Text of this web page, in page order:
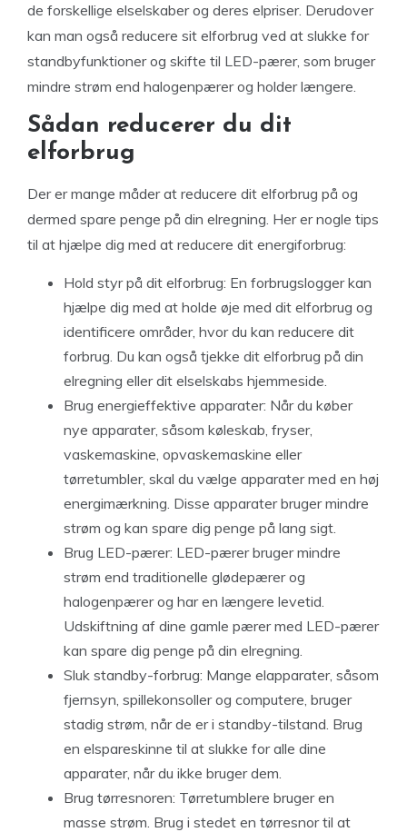
de forskellige elselskaber og deres elpriser. Derudover
kan man også reducere sit elforbrug ved at slukke for
standbyfunktioner og skifte til LED-pærer, som bruger
mindre strøm end halogenpærer og holder længere.
Sådan reducerer du dit
elforbrug
Der er mange måder at reducere dit elforbrug på og
dermed spare penge på din elregning. Her er nogle tips
til at hjælpe dig med at reducere dit energiforbrug:
Hold styr på dit elforbrug: En forbrugslogger kan
hjælpe dig med at holde øje med dit elforbrug og
identificere områder, hvor du kan reducere dit
forbrug. Du kan også tjekke dit elforbrug på din
elregning eller dit elselskabs hjemmeside.
Brug energieffektive apparater: Når du køber
nye apparater, såsom køleskab, fryser,
vaskemaskine, opvaskemaskine eller
tørretumbler, skal du vælge apparater med en høj
energimærkning. Disse apparater bruger mindre
strøm og kan spare dig penge på lang sigt.
Brug LED-pærer: LED-pærer bruger mindre
strøm end traditionelle glødepærer og
halogenpærer og har en længere levetid.
Udskiftning af dine gamle pærer med LED-pærer
kan spare dig penge på din elregning.
Sluk standby-forbrug: Mange elapparater, såsom
fjernsyn, spillekonsoller og computere, bruger
stadig strøm, når de er i standby-tilstand. Brug
en elspareskinne til at slukke for alle dine
apparater, når du ikke bruger dem.
Brug tørresnoren: Tørretumblere bruger en
masse strøm. Brug i stedet en tørresnor til at